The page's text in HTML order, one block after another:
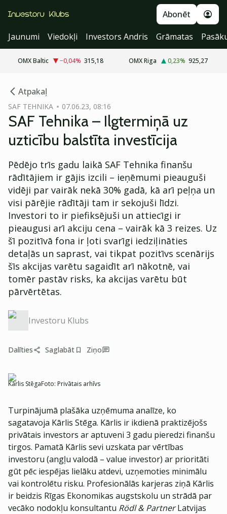
Abonēt
Jaunumi
Viedokļi Investors Andris Grāmatas
OMX Baltic −0,04% 315,18 OMX Riga 0,23% 925,27
Atpakaļ
SAF TEHNIKA 07.06.23, 08:16
SAF Tehnika – Ilgtermiņā uz
uzticību balstīta investīcija
Pēdējo trīs gadu laikā SAF Tehnika finanšu
rādītājiem ir gājis izcili – ieņēmumi pieauguši
vidēji par vairāk nekā 30% gadā, kā arī peļņa un
visi pārējie rādītāji tam ir sekojuši līdzi.
Investori to ir piefiksējuši un attiecīgi ir
pieaugusi arī akciju cena – vairāk kā 3 reizes. Uz
šī pozitīvā fona ir ļoti svarīgi iedziļināties
detaļās un saprast, vai tikpat pozitīvs scenārijs
šīs akcijas varētu sagaidīt arī nākotnē, vai
tomēr pastāv risks, ka akcijas varētu būt
pārvērtētas.
Investoru Klubs
Dalīties Saglabāt Ziņo
Kārlis StēgaFoto: Privātais arhīvs
Turpinājumā plašāka uzņēmuma analīze, ko
sagatavoja Kārlis Stēga. Kārlis ir ikdienā praktizējošs
privātais investors ar aptuveni 3 gadu pieredzi finanšu
tirgos. Pamatā Kārlis sevi uzskata par vērtības
investoru (angļu valodā – value investor) ar prioritāti
gūt pēc iespējas lielāku atdevi, uzņemoties minimālu
vai kontrolētu risku. Profesionālās karjeras ziņā Kārlis
ir beidzis Rīgas Ekonomikas augstskolu un strādā par
vecāko nodokļu konsultantu Rödl & PartnerLatvijas